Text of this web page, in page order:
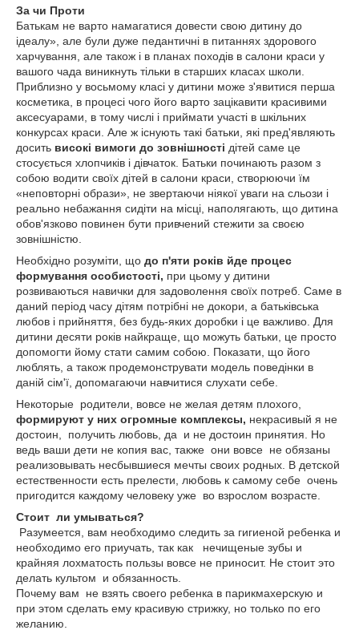
За чи Проти
Батькам не варто намагатися довести свою дитину до
ідеалу», але були дуже педантичні в питаннях здорового
харчування, але також і в планах походів в салони краси у
вашого чада виникнуть тільки в старших класах школи.
Приблизно у восьмому класі у дитини може з'явитися перша
косметика, в процесі чого його варто зацікавити красивими
аксесуарами, в тому числі і приймати участі в шкільних
конкурсах краси. Але ж існують такі батьки, які пред'являють
досить високі вимоги до зовнішності дітей саме це
стосується хлопчиків і дівчаток. Батьки починають разом з
собою водити своїх дітей в салони краси, створюючи їм
«неповторні образи», не звертаючи ніякої уваги на сльози і
реально небажання сидіти на місці, наполягають, що дитина
обов'язково повинен бути привчений стежити за своєю
зовнішністю.
Необхідно розуміти, що до п'яти років йде процес
формування особистості, при цьому у дитини
розвиваються навички для задоволення своїх потреб. Саме в
даний період часу дітям потрібні не докори, а батьківська
любов і прийняття, без будь-яких доробки і це важливо. Для
дитини десяти років найкраще, що можуть батьки, це просто
допомогти йому стати самим собою. Показати, що його
люблять, а також продемонструвати модель поведінки в
даній сім'ї, допомагаючи навчитися слухати себе.
Некоторые родители, вовсе не желая детям плохого,
формируют у них огромные комплексы, некрасивый я не
достоин, получить любовь, да и не достоин принятия. Но
ведь ваши дети не копия вас, также они вовсе не обязаны
реализовывать несбывшиеся мечты своих родных. В детской
естественности есть прелести, любовь к самому себе очень
пригодится каждому человеку уже во взрослом возрасте.
Стоит ли умываться?
Разумеется, вам необходимо следить за гигиеной ребенка и
необходимо его приучать, так как нечищеные зубы и
крайняя лохматость пользы вовсе не приносит. Не стоит это
делать культом и обязанность.
Почему вам не взять своего ребенка в парикмахерскую и
при этом сделать ему красивую стрижку, но только по его
желанию.